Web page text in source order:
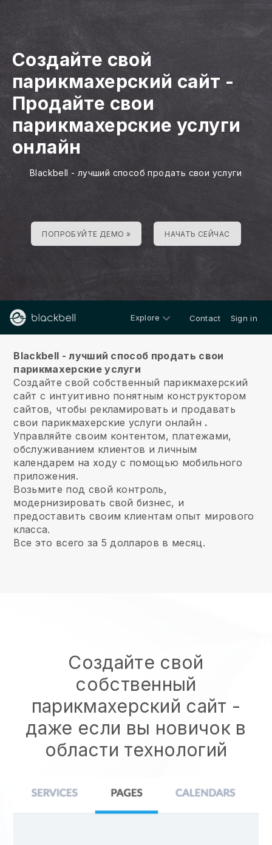
Создайте свой
парикмахерский сайт -
Продайте свои
парикмахерские услуги
онлайн
Blackbell - лучший способ продать свои услуги
ПОПРОБУЙТЕ ДЕМО » НАЧАТЬ СЕЙЧАС
Explore Contact Sign in
Blackbell - лучший способ продать свои
парикмахерские услуги
Создайте свой собственный парикмахерский
сайт с интуитивно понятным конструктором
сайтов, чтобы рекламировать и продавать
свои парикмахерские услуги онлайн .
Управляйте своим контентом, платежами,
обслуживанием клиентов и личным
календарем на ходу с помощью мобильного
приложения.
Возьмите под свой контроль,
модернизировать свой бизнес, и
предоставить своим клиентам опыт мирового
класса.
Все это всего за 5 долларов в месяц.
Создайте свой
собственный
парикмахерский сайт -
даже если вы новичок в
области технологий